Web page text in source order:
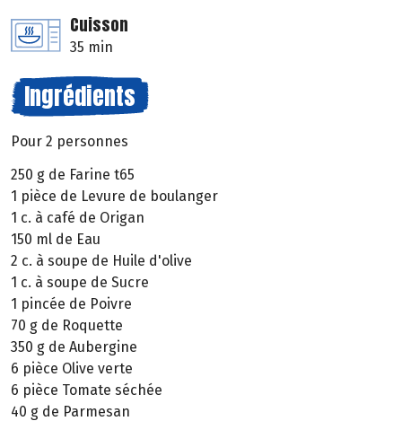
Cuisson
35 min
Ingrédients
Pour 2 personnes
250 g de Farine t65
1 pièce de Levure de boulanger
1 c. à café de Origan
150 ml de Eau
2 c. à soupe de Huile d'olive
1 c. à soupe de Sucre
1 pincée de Poivre
70 g de Roquette
350 g de Aubergine
6 pièce Olive verte
6 pièce Tomate séchée
40 g de Parmesan